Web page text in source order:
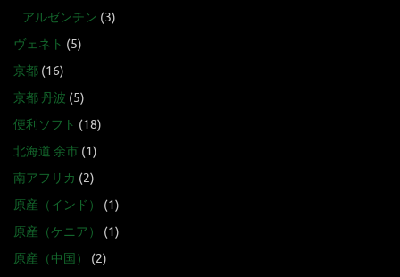
アルゼンチン (3)
ヴェネト (5)
京都 (16)
京都 丹波 (5)
便利ソフト (18)
北海道 余市 (1)
南アフリカ (2)
原産（インド）
(1)
原産（ケニア）
(1)
原産（中国）
(2)